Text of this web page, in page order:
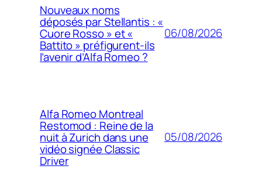
Nouveaux noms
déposés par Stellantis : «
Cuore Rosso » et «
Battito » préfigurent-ils
l’avenir d’Alfa Romeo ?
06/08/2026
Alfa Romeo Montreal
Restomod : Reine de la
nuit à Zurich dans une
vidéo signée Classic
Driver
05/08/2026